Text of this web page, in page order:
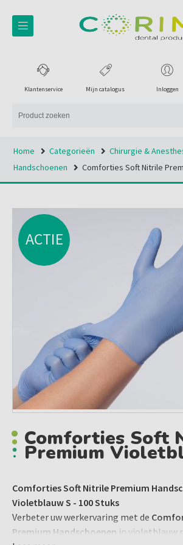
Inloggen
Mijn catalogus
Klantenservice
Home Categorieën Chirurgie &
Handschoenen
Comforties Soft Nitrile
ACTIE
Comforties Soft
Premium
Comforties Soft Nitrile Premium
Violetblauw S - 100 Stuks
Verbeter uw werkervaring met de
Premium Handschoenen in violetblauw